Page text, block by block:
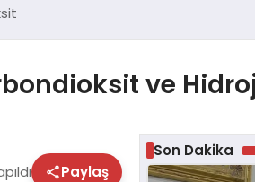
ve
Paylaş
Son Dakika